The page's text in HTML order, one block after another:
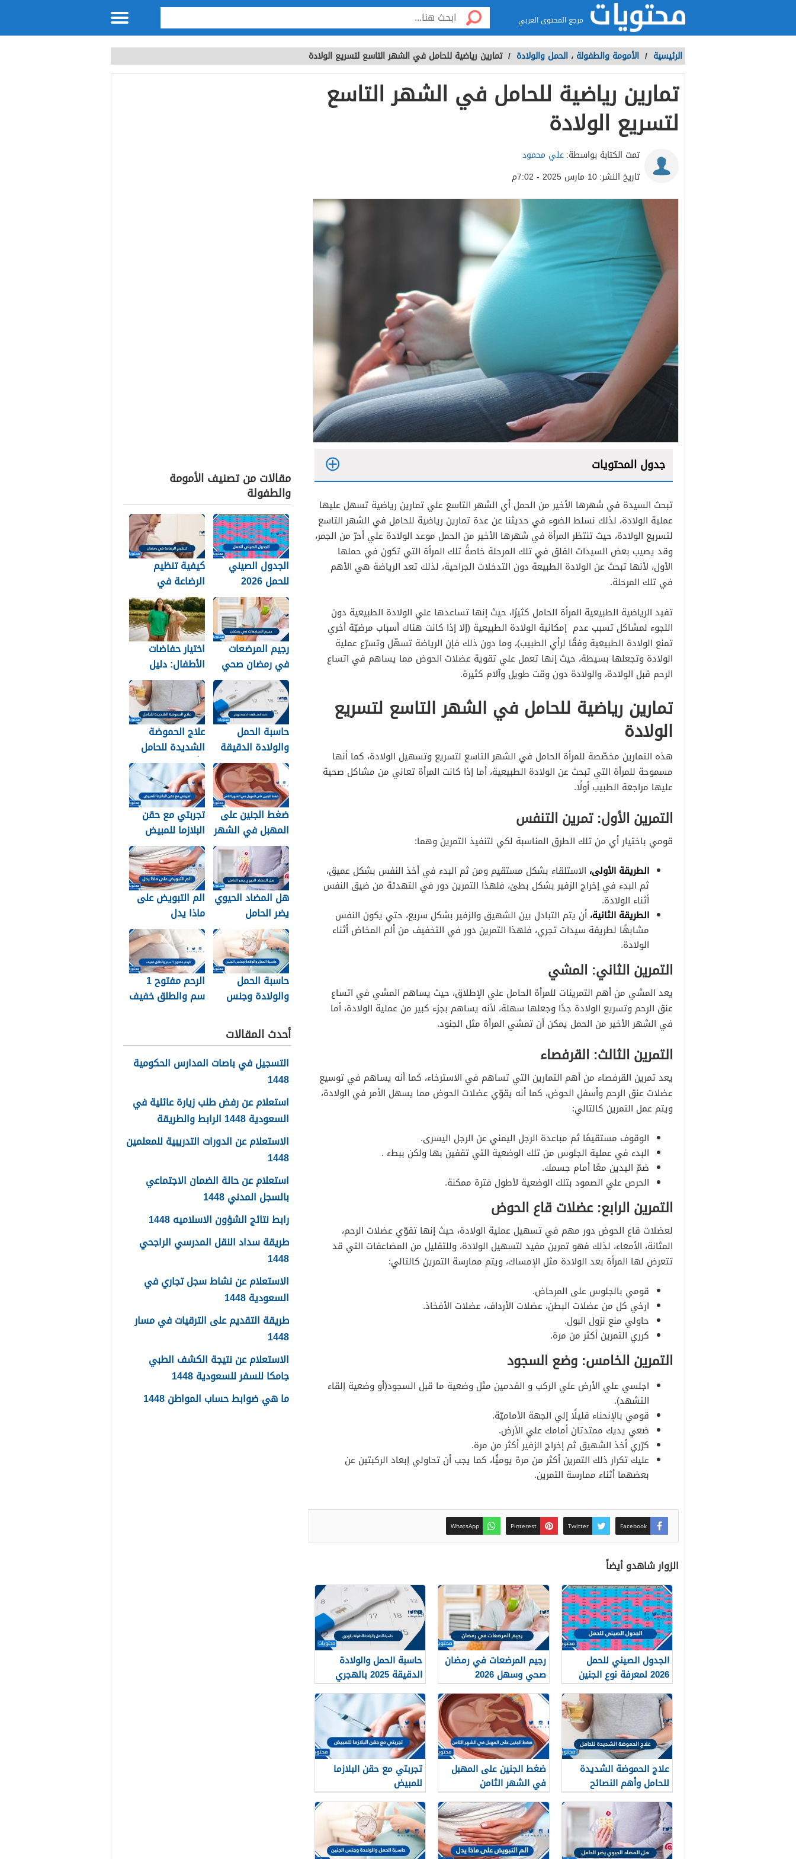
مرجع المحتوى العربي
الرئيسية / الأمومة والطفولة ، الحمل والولادة / تمارين رياضية للحامل في الشهر التاسع لتسريع الولادة
تمارين رياضية للحامل في الشهر التاسع
لتسريع الولادة
تمت الكتابة بواسطة:علي محمود
تاريخ النشر:10 مارس 2025 - 7:02م
جدول المحتويات
التمرين الأول: تمرين التنفس
التمرين الثاني: المشي
التمرين الثالث: القرفصاء
التمرين الرابع: عضلات قاع الحوض
تبحث السيدة في شهرها الأخير من الحمل أي الشهر التاسع علي تمارين رياضية تسهل عليها
عملية الولادة، لذلك نسلط الضوء في حديثنا عن عدة تمارين رياضية للحامل في الشهر التاسع
لتسريع الولادة، حيث تنتظر المرأة في شهرها الأخير من الحمل موعد الولادة علي أحرّ من الجمر،
وقد يصيب بعض السيدات القلق في تلك المرحلة خاصةً تلك المرأة التي تكون في حملها
الأول، لأنها تبحث عن الولادة الطبيعة دون التدخلات الجراحية، لذلك تعد الرياضة هي الأهم
في تلك المرحلة.
تفيد الرياضية الطبيعية المرأة الحامل كثيرًا، حيث إنها تساعدها علي الولادة الطبيعية دون
اللجوء لمشاكل تسبب عدم إمكانية الولادة الطبيعية (إلا إذا كانت هناك أسباب مرضيّة أخري
تمنع الولادة الطبيعية وفقًا لرأي الطبيب)، وما دون ذلك فإن الرياضة تسهّل وتسرّع عملية
الولادة وتجعلها بسيطة، حيث إنها تعمل علي تقوية عضلات الحوض مما يساهم في اتساع
الرحم قبل الولادة، والولادة دون وقت طويل وآلام كثيرة.
تمارين رياضية للحامل في الشهر التاسع لتسريع
الولادة
هذه التمارين مخصّصة للمرأة الحامل في الشهر التاسع لتسريع وتسهيل الولادة، كما أنها
مسموحة للمرأة التي تبحث عن الولادة الطبيعية، أما إذا كانت المرأة تعاني من مشاكل صحية
عليها مراجعة الطبيب أولًا.
التمرين الأول: تمرين التنفس
قومي باختيار أي من تلك الطرق المناسبة لكي لتنفيذ التمرين وهما:
الطريقة الأولى، الاستلقاء بشكل مستقيم ومن ثم البدء في أخذ النفس بشكل عميق،
ثم البدء في إخراج الزفير بشكل بطئ، فلهذا التمرين دور في التهدئة من ضيق النفس
أثناء الولادة.
الطريقة الثانية، أن يتم التبادل بين الشهيق والزفير بشكل سريع، حتي يكون النفس
مشابهًا لطريقة سيدات تجري، فلهذا التمرين دور في التخفيف من ألم المخاض أثناء
الولادة.
التمرين الثاني: المشي
يعد المشي من أهم التمرينات للمرأة الحامل علي الإطلاق، حيث يساهم المشي في اتساع
عنق الرحم وتسريع الولادة جدًا وجعلها سهلة، لأنه يساهم بجزء كبير من عملية الولادة، أما
في الشهر الأخير من الحمل يمكن أن تمشي المرأة مثل الجنود.
التمرين الثالث: القرفصاء
يعد تمرين القرفصاء من أهم التمارين التي تساهم في الاسترخاء، كما أنه يساهم في توسيع
عضلات عنق الرحم وأسفل الحوض، كما أنه يقوّي عضلات الحوض مما يسهل الأمر في الولادة،
ويتم عمل التمرين كالتالي:
الوقوف مستقيمًا ثم مباعدة الرجل اليمني عن الرجل اليسرى.
البدء في عملية الجلوس من تلك الوضعية التي تقفين بها ولكن ببطء .
ضمّ اليدين معًا أمام جسمك.
الحرص علي الصمود بتلك الوضعية لأطول فترة ممكنة.
التمرين الرابع: عضلات قاع الحوض
لعضلات قاع الحوض دور مهم في تسهيل عملية الولادة، حيث إنها تقوّي عضلات الرحم،
المثانة، الأمعاء، لذلك فهو تمرين مفيد لتسهيل الولادة، وللتقليل من المضاعفات التي قد
تتعرض لها المرأة بعد الولادة مثل الإمساك، ويتم ممارسة التمرين كالتالي:
قومي بالجلوس على المرحاض.
ارخي كل من عضلات البطن، عضلات الأرداف، عضلات الأفخاذ.
حاولي منع نزول البول.
كرري التمرين أكثر من مرة.
التمرين الخامس: وضع السجود
اجلسي علي الأرض علي الركب و القدمين مثل وضعية ما قبل السجود(أو وضعية إلقاء
التشهد).
قومي بالإنحناء قليلًا إلي الجهة الأماميّة.
ضعي يديك ممتدتان أمامك علي الأرض.
كرّري أخذ الشهيق ثم إخراج الزفير أكثر من مرة.
عليك تكرار ذلك التمرين أكثر من مرة يوميًُا، كما يجب أن تحاولي إبعاد الركبتين عن
بعضهما أثناء ممارسة التمرين.
Facebook
Twitter
Pinterest
WhatsApp
الزوار شاهدو أيضاً
الجدول الصيني للحمل
2026 لمعرفة نوع الجنين
رجيم المرضعات في رمضان
صحي وسهل 2026
حاسبة الحمل والولادة
الدقيقة 2025 بالهجري
علاج الحموضة الشديدة
للحامل وأهم النصائح
للسيطرة على حموضة
المعدة
ضغط الجنين على المهبل
في الشهر الثامن
تجربتي مع حقن البلازما
للمبيض
مقالات من تصنيف الأمومة
والطفولة
الجدول الصيني
للحمل 2026
لمعرفة نوع الجنين
كيفية تنظيم
الرضاعة في
رمضان 2026
رجيم المرضعات
في رمضان صحي
وسهل 2026
اختيار حفاضات
الأطفال: دليل
الأسرة العربية
للعناية والراحة
حاسبة الحمل
والولادة الدقيقة
2025 بالهجري
علاج الحموضة
الشديدة للحامل
وأهم النصائح
للسيطرة على
حموضة المعدة
ضغط الجنين على
المهبل في الشهر
الثامن
تجربتي مع حقن
البلازما للمبيض
هل المضاد الحيوي
يضر الحامل
والجنين في فترة
الحمل
الم التبويض على
ماذا يدل
حاسبة الحمل
والولادة وجنس
الرحم مفتوح 1
سم والطلق خفيف
أحدث المقالات
التسجيل في باصات المدارس الحكومية
1448
استعلام عن رفض طلب زيارة عائلية في
السعودية 1448 الرابط والطريقة
الاستعلام عن الدورات التدريبية للمعلمين
1448
استعلام عن حالة الضمان الاجتماعي
بالسجل المدني 1448
رابط نتائج الشؤون الاسلاميه 1448
طريقة سداد النقل المدرسي الراجحي
1448
الاستعلام عن نشاط سجل تجاري في
السعودية 1448
طريقة التقديم على الترقيات في مسار
1448
الاستعلام عن نتيجة الكشف الطبي
جامكا للسفر للسعودية 1448
ما هي ضوابط حساب المواطن 1448